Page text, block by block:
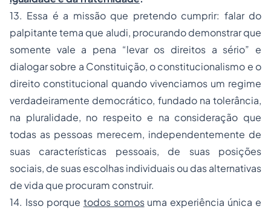
13. Essa é a missão que pretendo cumprir: falar do
palpitante tema que aludi, procurando demonstrar que
somente vale a pena “levar os direitos a sério” e
dialogar sobre a Constituição, o constitucionalismo e o
direito constitucional quando vivenciamos um regime
verdadeiramente democrático, fundado na tolerância,
na pluralidade, no respeito e na consideração que
todas as pessoas merecem, independentemente de
suas características pessoais, de suas posições
sociais, de suas escolhas individuais ou das alternativas
de vida que procuram construir.
14. Isso porque todos somosuma experiência única e